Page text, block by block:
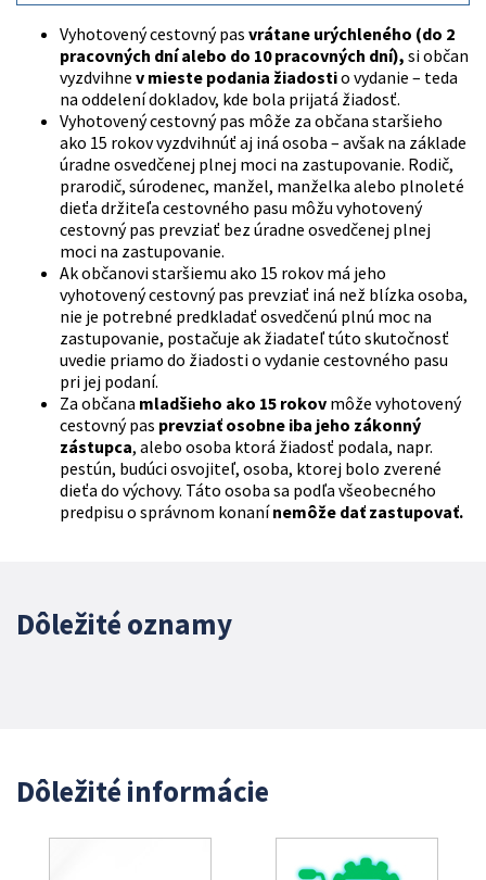
Vyhotovený cestovný pas vrátane urýchleného (do 2
pracovných dní alebo do 10 pracovných dní), si občan
vyzdvihne v mieste podania žiadostio vydanie – teda
na oddelení dokladov, kde bola prijatá žiadosť.
Vyhotovený cestovný pas môže za občana staršieho
ako 15 rokov vyzdvihnúť aj iná osoba – avšak na základe
úradne osvedčenej plnej moci na zastupovanie. Rodič,
prarodič, súrodenec, manžel, manželka alebo plnoleté
dieťa držiteľa cestovného pasu môžu vyhotovený
cestovný pas prevziať bez úradne osvedčenej plnej
moci na zastupovanie.
Ak občanovi staršiemu ako 15 rokov má jeho
vyhotovený cestovný pas prevziať iná než blízka osoba,
nie je potrebné predkladať osvedčenú plnú moc na
zastupovanie, postačuje ak žiadateľ túto skutočnosť
uvedie priamo do žiadosti o vydanie cestovného pasu
pri jej podaní.
Za občana mladšieho ako 15 rokov môže vyhotovený
cestovný pas prevziať osobne iba jeho zákonný
zástupca, alebo osoba ktorá žiadosť podala, napr.
pestún, budúci osvojiteľ, osoba, ktorej bolo zverené
dieťa do výchovy. Táto osoba sa podľa všeobecného
predpisu o správnom konanínemôže dať zastupovať.
Dôležité oznamy
Dôležité informácie